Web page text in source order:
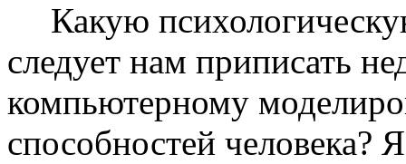
Какую
следует нам приписать
компьютерному
способностей человека?